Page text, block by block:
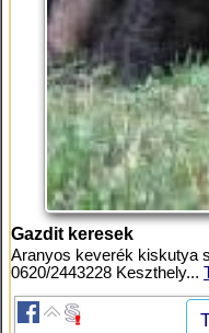
Gazdit keresek
Aranyos keverék kiskutya
0620/2443228 Keszthely...